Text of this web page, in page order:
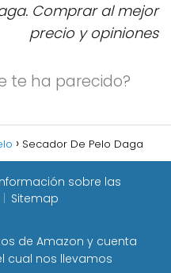
Comprar al mejor
precio y opiniones
te ha parecido?
Secador De Pelo Daga
sobre las
Sitemap
de Amazon y cuenta
cual nos llevamos